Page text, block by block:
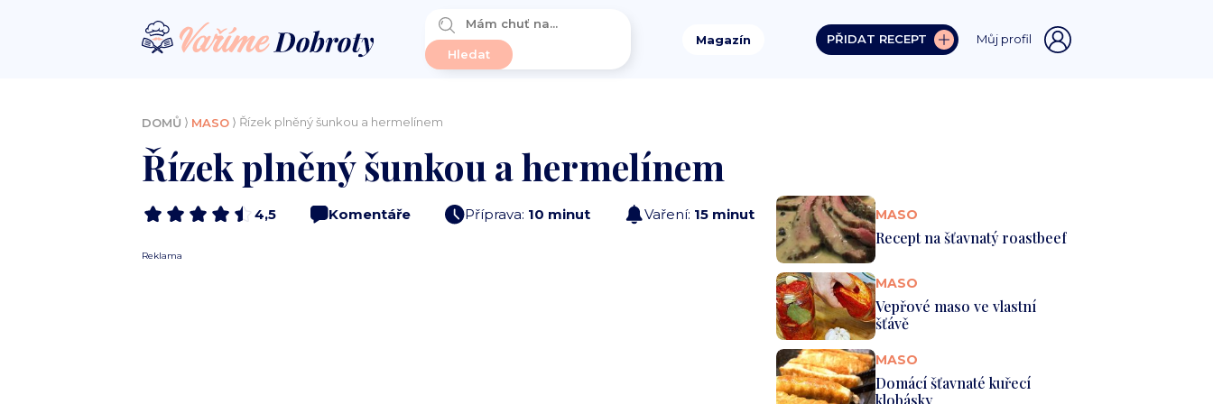
Magazín PŘIDAT RECEPT Můj profil
DOMŮ ⟩ MASO⟩ Řízek plněný šunkou a hermelínem
Řízek plněný šunkou a hermelínem
4,5 Komentáře Příprava: 10 minut Vaření: 15 minut
Reklama
MASO
Recept na šťavnatý roastbeef
MASO
Vepřové maso ve vlastní
šťávě
MASO
Domácí šťavnaté kuřecí
klobásky